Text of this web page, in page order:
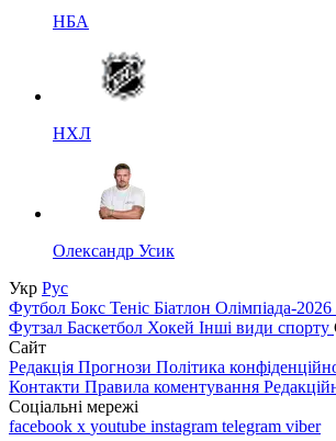
НБА
НХЛ
Олександр Усик
Укр Рус
Футбол Бокс Теніс Біатлон Олімпіада-2026
Футзал Баскетбол Хокей Інші види спорту
Сайт
Редакція Прогнози Політика
Контакти Правила коментування
Соціальні мережі
facebook x youtube instagram telegram viber